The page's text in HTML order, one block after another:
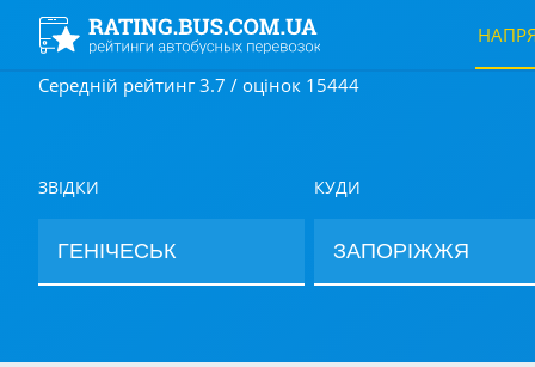
Середній рейтинг 3.7 / оцінок 15444
ЗВІДКИ КУДИ